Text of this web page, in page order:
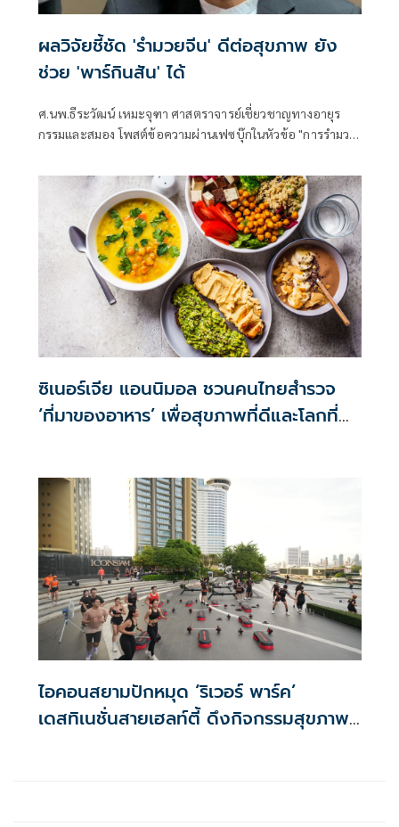
ผลวิจัยชี้ชัด 'รำมวยจีน' ดีต่อสุขภาพ ยัง
ช่วย 'พาร์กินสัน' ได้
ศ.นพ.ธีระวัฒน์ เหมะจุฑา ศาสตราจารย์เชี่ยวชาญทางอายุร
กรรมและสมอง โพสต์ข้อความผ่านเฟซบุ๊กในหัวข้อ "การรำมวย
ซิเนอร์เจีย แอนนิมอล ชวนคนไทยสำรวจ
‘ที่มาของอาหาร’ เพื่อสุขภาพที่ดีและโลกที่
ไอคอนสยามปักหมุด ‘ริเวอร์ พาร์ค’
เดสทิเนชั่นสายเฮลท์ตี้ ดึงกิจกรรมสุขภาพ